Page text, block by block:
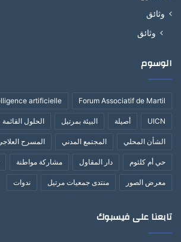
وثائق
وثائق
الوسوم
Forum Associatif de Martil
artificielle
UICN أصيلة البيئة بمرتيل الحلول
الشأن المحلي المجتمع المدني المسرح
حي أم كلثوم دار المقاول مشاركة مواطنة
معرض الصور منتدى جمعيات مرتيل ندوات
تابعنا على فيسبوك